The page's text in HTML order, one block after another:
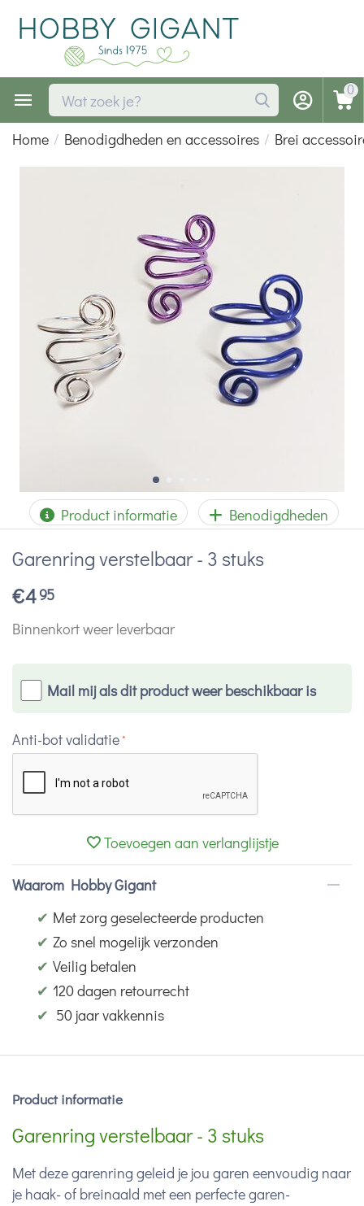
0
Home / Benodigdheden en accessoires / Brei
Product informatie Benodigdheden
Garenring verstelbaar - 3 stuks
€495
Binnenkort weer leverbaar
Mail mij als dit product weer beschikbaar is
Anti-bot validatie
Toevoegen aan verlanglijstje
Waarom Hobby Gigant
✔ Met zorg geselecteerde producten
✔ Zo snel mogelijk verzonden
✔ Veilig betalen
✔ 120 dagen retourrecht
✔ 50 jaar vakkennis
Product informatie
Garenring verstelbaar - 3 stuks
Met deze garenring geleid je jou garen eenvoudig naar
je haak- of breinaald met een perfecte garen-